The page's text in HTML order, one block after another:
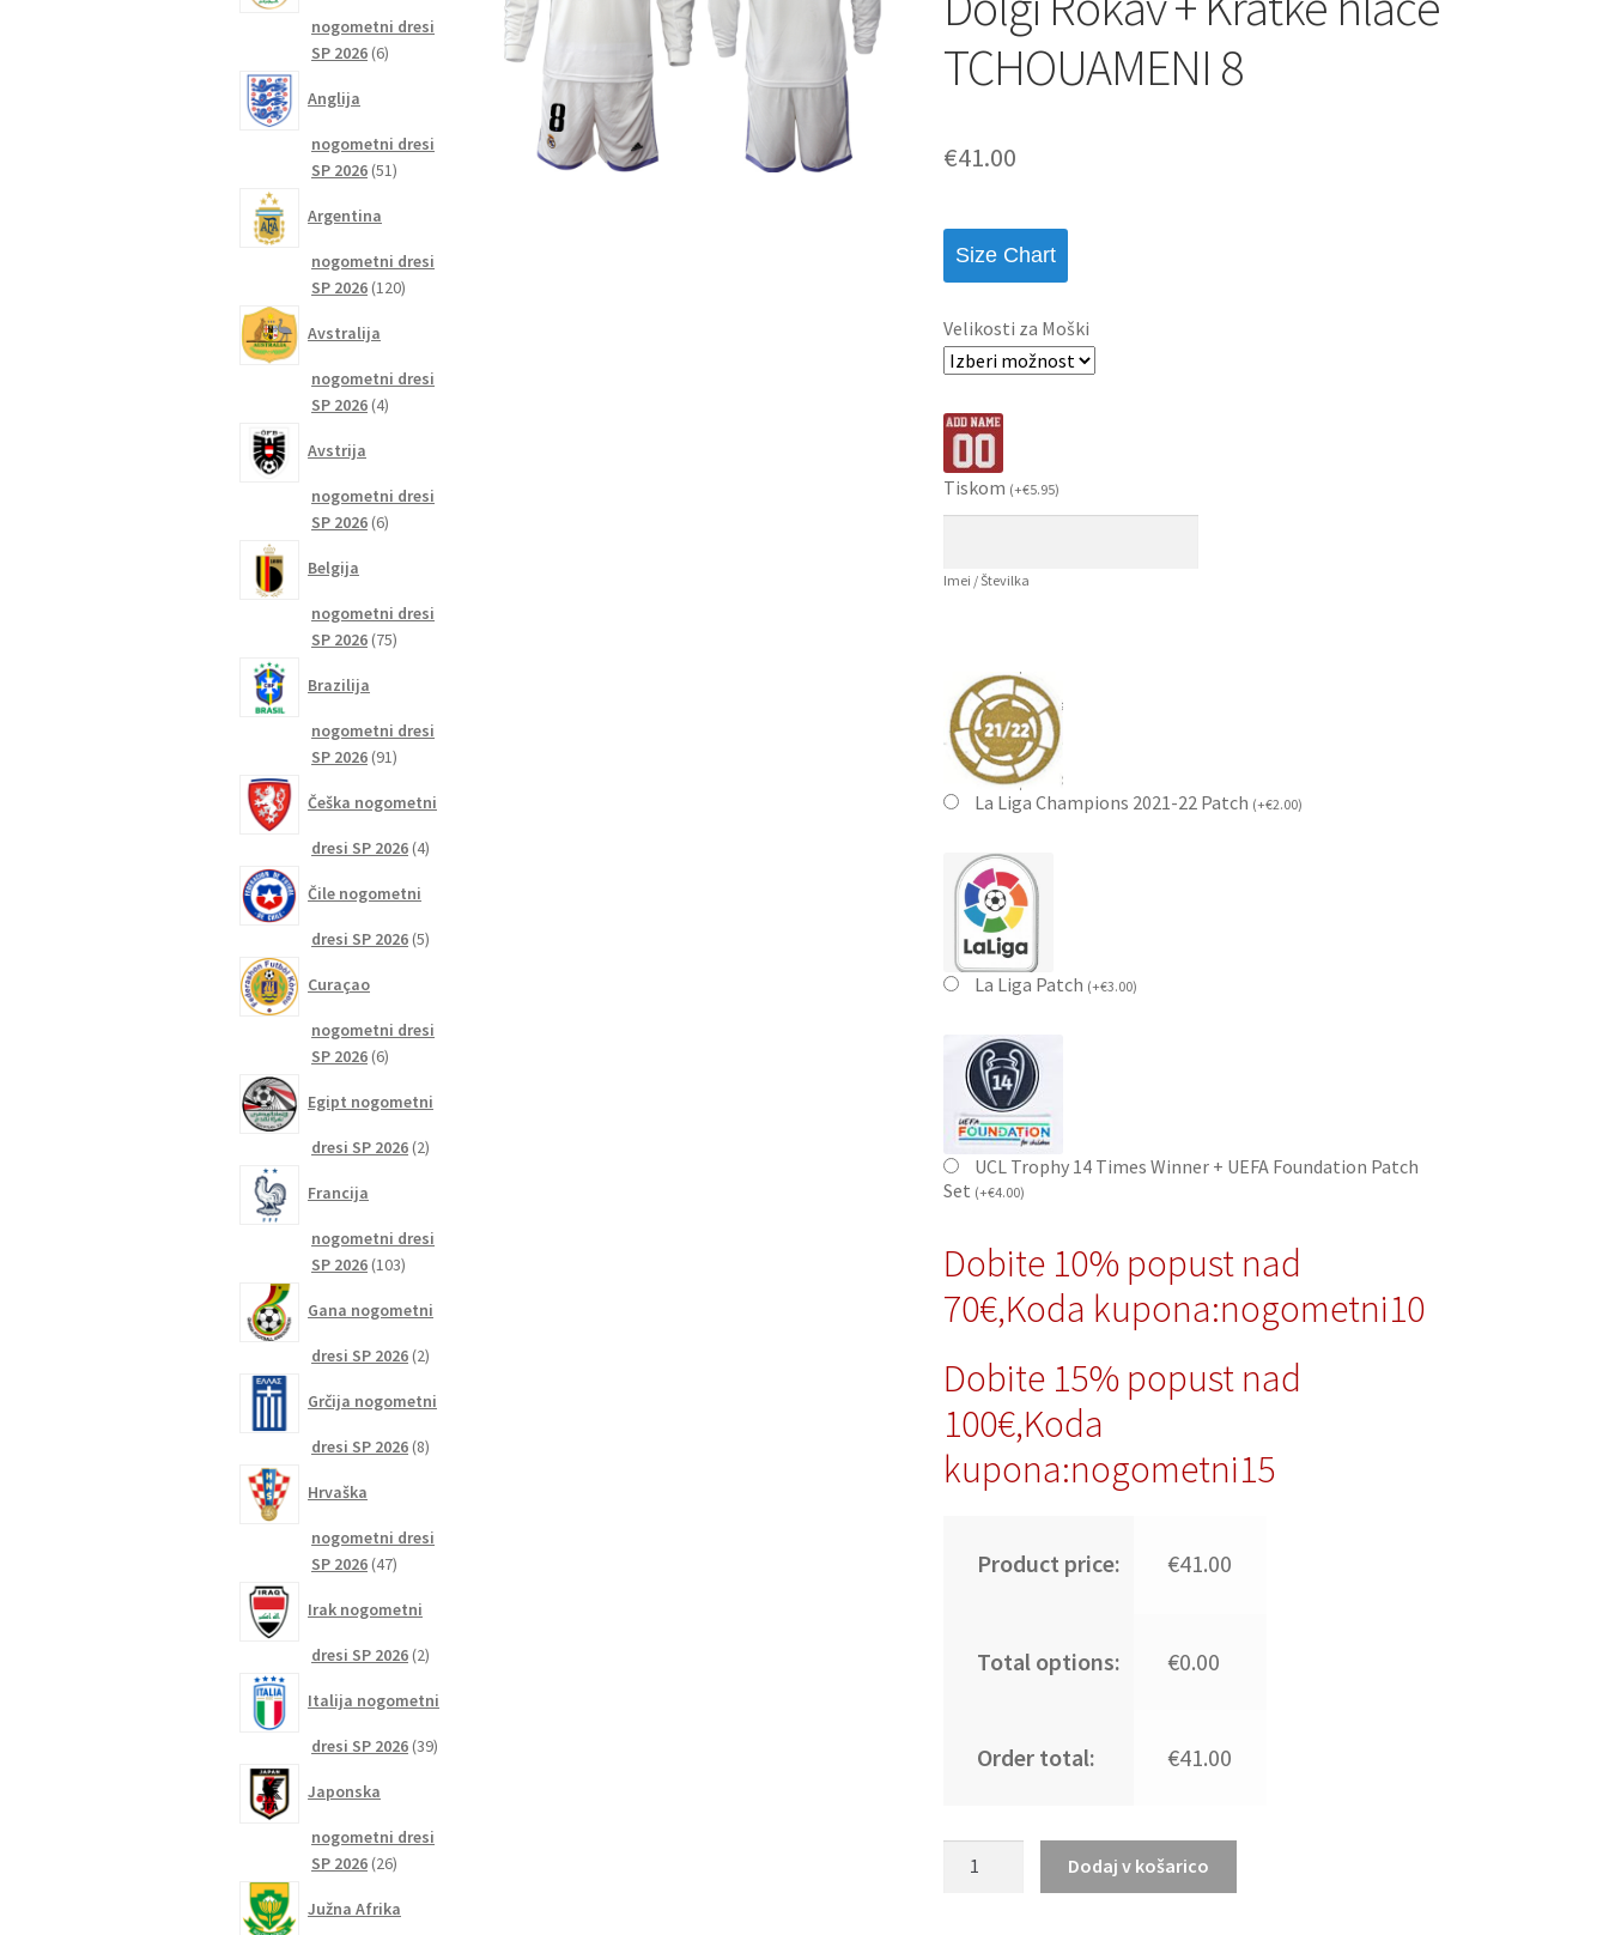
TCHOUAMENI 8
€41.00
Size Chart
Velikosti za Moški
Tiskom (+€5.95)
Imei / Številka
La Liga Champions 2021-22 Patch (+€2.00)
La Liga Patch (+€3.00)
UCL Trophy 14 Times Winner + UEFA Foundation Patch
Set (+€4.00)
Dobite 10% popust nad
70€,Koda kupona:nogometni10
Dobite 15% popust nad
100€,Koda
kupona:nogometni15
Product price: €41.00
Total options: €0.00
Order total: €41.00
Dodaj v košarico
nogometni dresi
SP 2026 66
Anglija
nogometni dresi
SP 2026 5151
Argentina
nogometni dresi
SP 2026 120120
Avstralija
nogometni dresi
SP 2026 44
Avstrija
nogometni dresi
SP 2026 66
Belgija
nogometni dresi
SP 2026 7575
Brazilija
nogometni dresi
SP 2026 9191
Češka nogometni
dresi SP 2026 44
Čile nogometni
dresi SP 2026 55
Curaçao
nogometni dresi
SP 2026 66
Egipt nogometni
dresi SP 2026 22
Francija
nogometni dresi
SP 2026 103103
Gana nogometni
dresi SP 2026 22
Grčija nogometni
dresi SP 2026 88
Hrvaška
nogometni dresi
SP 2026 4747
Irak nogometni
dresi SP 2026 22
Italija nogometni
dresi SP 2026 3939
Japonska
nogometni dresi
SP 2026 2626
Južna Afrika